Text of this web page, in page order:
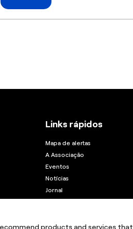
products and services
Links rápidos
Mapa de alertas
A Associação
Eventos
Notícias
Jornal